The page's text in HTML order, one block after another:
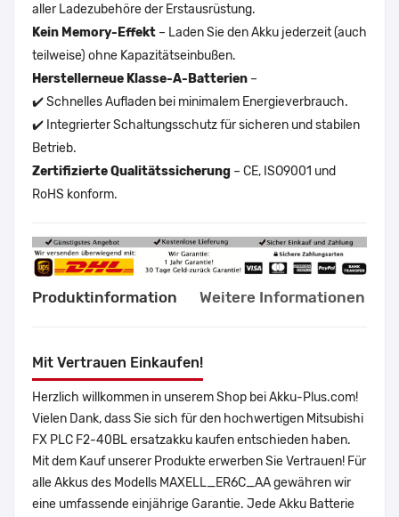
aller Ladezubehöre der Erstausrüstung.
Kein Memory-Effekt – Laden Sie den Akku jederzeit (auch
teilweise) ohne Kapazitätseinbußen.
Herstellerneue Klasse-A-Batterien –
✔️ Schnelles Aufladen bei minimalem Energieverbrauch.
✔️ Integrierter Schaltungsschutz für sicheren und stabilen
Betrieb.
Zertifizierte Qualitätssicherung – CE, ISO9001 und
RoHS konform.
Produktinformation Weitere Informationen
Mit Vertrauen Einkaufen!
Herzlich willkommen in unserem Shop bei Akku-Plus.com!
Vielen Dank, dass Sie sich für den hochwertigen Mitsubishi
FX PLC F2-40BL ersatzakku kaufen entschieden haben.
Mit dem Kauf unserer Produkte erwerben Sie Vertrauen! Für
alle Akkus des Modells MAXELL_ER6C_AA gewähren wir
eine umfassende einjährige Garantie. Jede Akku Batterie